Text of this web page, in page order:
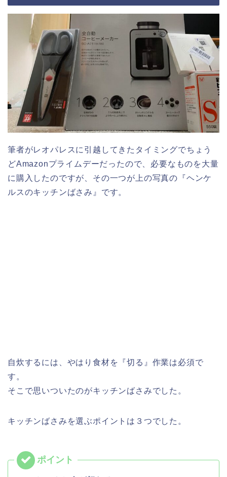
筆者がレオパレスに引越してきたタイミングでちょう
どAmazonプライムデーだったので、必要なものを大量
に購入したのですが、その一つが上の写真の『ヘンケ
ルスのキッチンばさみ』です。
自炊するには、やはり食材を『切る』作業は必須で
す。
そこで思いついたのがキッチンばさみでした。
キッチンばさみを選ぶポイントは３つでした。